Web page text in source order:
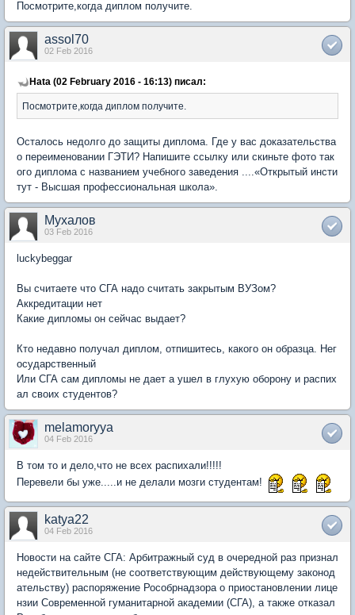
Посмотрите,когда диплом получите.
assol70
02 Feb 2016
Hata (02 February 2016 - 16:13) писал:
Посмотрите,когда диплом получите.
Осталось недолго до защиты диплома. Где у вас доказательства
о переименовании ГЭТИ? Напишите ссылку или скиньте фото так
ого диплома с названием учебного заведения ....«Открытый инсти
тут - Высшая профессиональная школа».
Мухалов
03 Feb 2016
luckybeggar
Вы считаете что СГА надо считать закрытым ВУЗом?
Аккредитации нет
Какие дипломы он сейчас выдает?
Кто недавно получал диплом, отпишитесь, какого он образца. Нег
осударственный
Или СГА сам дипломы не дает а ушел в глухую оборону и распих
ал своих студентов?
melamoryya
04 Feb 2016
В том то и дело,что не всех распихали!!!!!
Перевели бы уже.....и не делали мозги студентам!
katya22
04 Feb 2016
Новости на сайте СГА: Арбитражный суд в очередной раз признал
недействительным (не соответствующим действующему законод
ательству) распоряжение Рособрнадзора о приостановлении лице
нзии Современной гуманитарной академии (СГА), а также отказал